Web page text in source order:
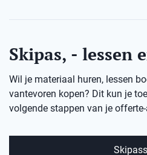
Skipas, - lessen
Wil je materiaal huren, lessen
vantevoren kopen? Dit kun je
volgende stappen van je